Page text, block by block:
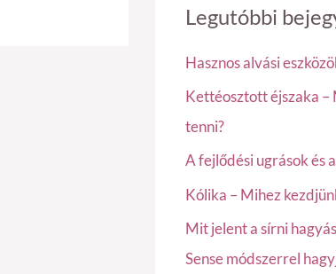
c
f
o
r
:
Legutóbbi
Hasznos alvási
Kettéosztott éjszaka –
tenni?
A fejlődési ugrások és
Kólika – Mihez
Mit jelent a sírni
Sense módszerrel